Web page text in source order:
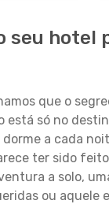
seu hotel
que o
está só no
a cada
ter sido
a solo,
ou aquele